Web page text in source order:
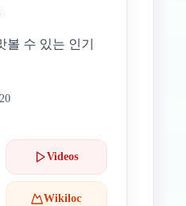
볼 수 있는 인기
Videos
Wikiloc